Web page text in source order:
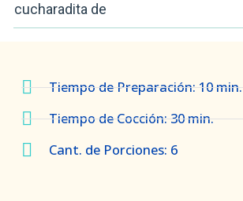
cucharadita de
Tiempo de Preparación: 10 min.
Tiempo de Cocción: 30 min.
Cant. de Porciones: 6